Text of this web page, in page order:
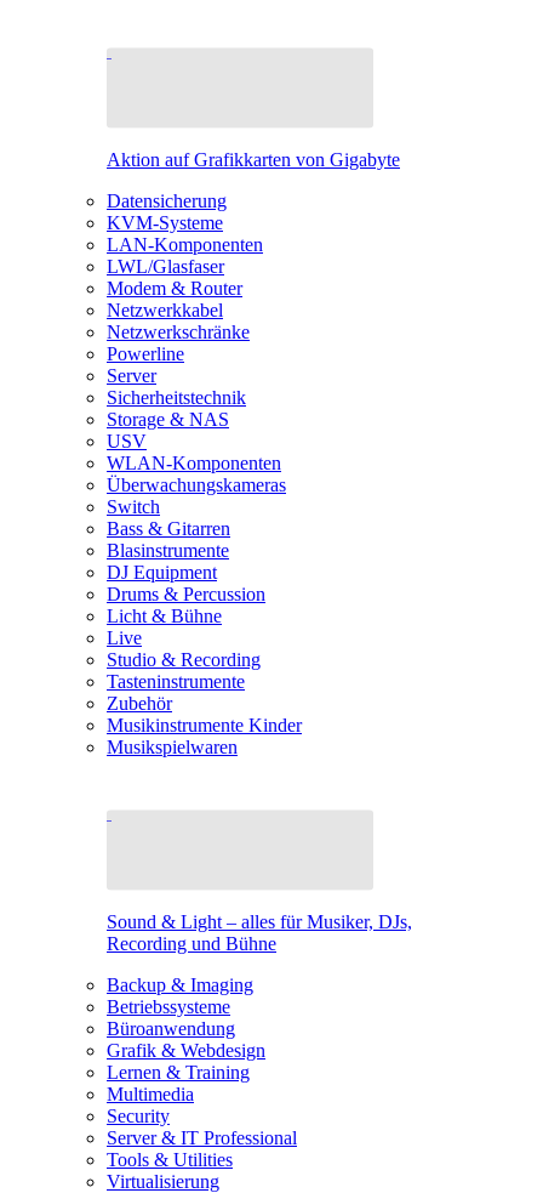
Aktion auf Grafikkarten von Gigabyte
Datensicherung
KVM-Systeme
LAN-Komponenten
LWL/Glasfaser
Modem & Router
Netzwerkkabel
Netzwerkschränke
Powerline
Server
Sicherheitstechnik
Storage & NAS
USV
WLAN-Komponenten
Überwachungskameras
Switch
Bass & Gitarren
Blasinstrumente
DJ Equipment
Drums & Percussion
Licht & Bühne
Live
Studio & Recording
Tasteninstrumente
Zubehör
Musikinstrumente Kinder
Musikspielwaren
Sound & Light – alles für Musiker, DJs,
Recording und Bühne
Backup & Imaging
Betriebssysteme
Büroanwendung
Grafik & Webdesign
Lernen & Training
Multimedia
Security
Server & IT Professional
Tools & Utilities
Virtualisierung